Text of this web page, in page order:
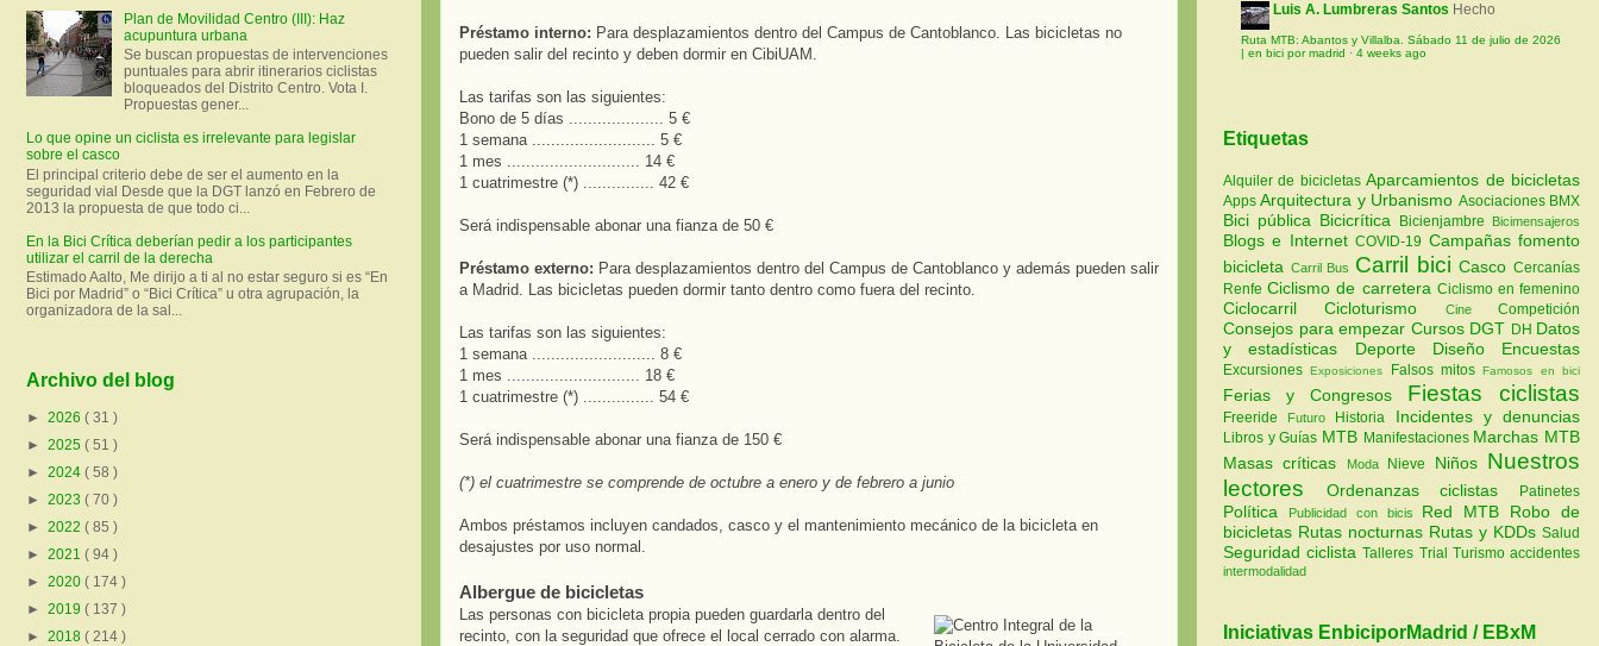
Préstamo interno: Para desplazamientos dentro del Campus de Cantoblanco. Las bicicletas no
pueden salir del recinto y deben dormir en CibiUAM.
Las tarifas son las siguientes:
Bono de 5 días .................... 5 €
1 semana .......................... 5 €
1 mes ............................ 14 €
1 cuatrimestre (*) ............... 42 €
Será indispensable abonar una fianza de 50 €
Préstamo externo: Para desplazamientos dentro del Campus de Cantoblanco y además pueden salir
a Madrid. Las bicicletas pueden dormir tanto dentro como fuera del recinto.
Las tarifas son las siguientes:
1 semana .......................... 8 €
1 mes ............................ 18 €
1 cuatrimestre (*) ............... 54 €
Será indispensable abonar una fianza de 150 €
(*) el cuatrimestre se comprende de octubre a enero y de febrero a junio
Ambos préstamos incluyen candados, casco y el mantenimiento mecánico de la bicicleta en
desajustes por uso normal.
Albergue de bicicletas
Las personas con bicicleta propia pueden guardarla dentro del
recinto, con la seguridad que ofrece el local cerrado con alarma.
Plan de Movilidad Centro (III): Haz
acupuntura urbana
Se buscan propuestas de intervenciones
puntuales para abrir itinerarios ciclistas
bloqueados del Distrito Centro. Vota I.
Propuestas gener...
Lo que opine un ciclista es irrelevante para legislar
sobre el casco
El principal criterio debe de ser el aumento en la
seguridad vial Desde que la DGT lanzó en Febrero de
2013 la propuesta de que todo ci...
En la Bici Crítica deberían pedir a los participantes
utilizar el carril de la derecha
Estimado Aalto, Me dirijo a ti al no estar seguro si es “En
Bici por Madrid” o “Bici Crítica” u otra agrupación, la
organizadora de la sal...
Archivo del blog
► 2026 ( 31 )
► 2025 ( 51 )
► 2024 ( 58 )
► 2023 ( 70 )
► 2022 ( 85 )
► 2021 ( 94 )
► 2020 ( 174 )
► 2019 ( 137 )
► 2018 ( 214 )
Luis A. Lumbreras Santos Hecho
Ruta MTB: Abantos y Villalba. Sábado 11 de julio de 2026
| en bici por madrid · 4 weeks ago
Etiquetas
Alquiler de bicicletasAparcamientos de bicicletas
AppsArquitectura y Urbanismo Asociaciones BMX
Bici pública Bicicrítica Bicienjambre Bicimensajeros
Blogs e InternetCOVID-19 Campañas fomento
bicicleta Carril Bus Carril biciCascoCercanías
RenfeCiclismo de carretera Ciclismo en femenino
CiclocarrilCicloturismo CineCompetición
Consejos para empezar Cursos DGT DH Datos
y estadísticas Deporte Diseño Encuestas
ExcursionesExposiciones Falsos mitosFamosos en bici
Ferias y Congresos Fiestas ciclistas
Freeride Futuro Historia Incidentes y denuncias
Libros y Guías MTB Manifestaciones Marchas MTB
Masas críticas
Moda Nieve Niños Nuestros
lectores
Ordenanzas ciclistas Patinetes
Política Publicidad con bicis Red MTB Robo de
bicicletas Rutas nocturnas Rutas y KDDs Salud
Seguridad ciclistaTalleres Trial Turismoaccidentes
intermodalidad
Iniciativas EnbiciporMadrid / EBxM